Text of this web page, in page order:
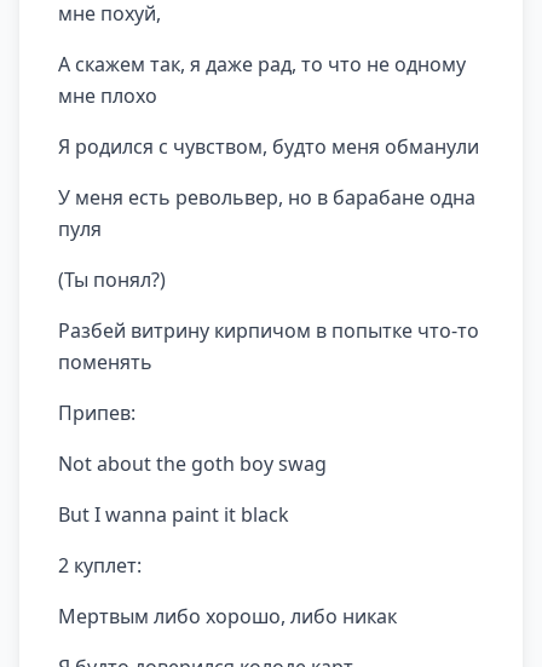
мне похуй,
А скажем так, я даже рад, то что не одному
мне плохо
Я родился с чувством, будто меня обманули
У меня есть револьвер, но в барабане одна
пуля
(Ты понял?)
Разбей витрину кирпичом в попытке что-то
поменять
Припев:
Not about the goth boy swag
But I wanna paint it black
2 куплет:
Мертвым либо хорошо, либо никак